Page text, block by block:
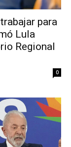
para
Lula
Regional
0